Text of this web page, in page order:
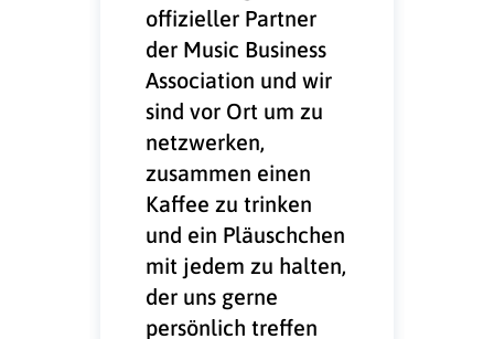
offizieller Partner
der Music Business
Association und wir
sind vor Ort um zu
netzwerken,
zusammen einen
Kaffee zu trinken
und ein Pläuschchen
mit jedem zu halten,
der uns gerne
persönlich treffen